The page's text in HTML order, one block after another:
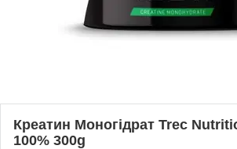
Креатин Моногідрат Trec
100% 300g